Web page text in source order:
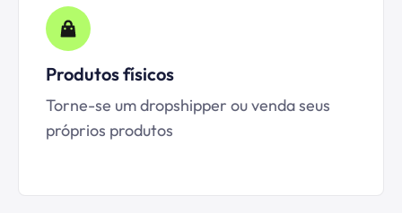
Produtos físicos
Torne-se um dropshipper ou venda seus
próprios produtos